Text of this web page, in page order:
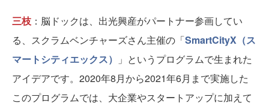
三枝 ：脳ドックは、出光興産がパートナー参画してい
る、スクラムベンチャーズさん主催の「SmartCityX（ス
マートシティエックス）
」というプログラムで生まれた
アイデアです。2020年8月から2021年6月まで実施した
このプログラムでは、大企業やスタートアップに加えて